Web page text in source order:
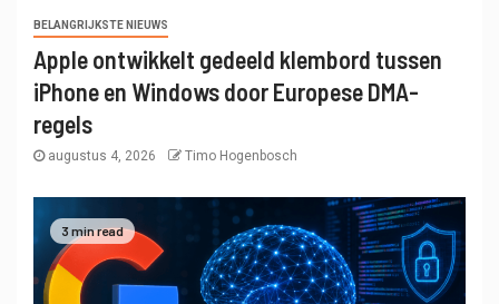
BELANGRIJKSTE NIEUWS
Apple ontwikkelt gedeeld klembord tussen
iPhone en Windows door Europese DMA-
regels
augustus 4, 2026 Timo Hogenbosch
3 min read